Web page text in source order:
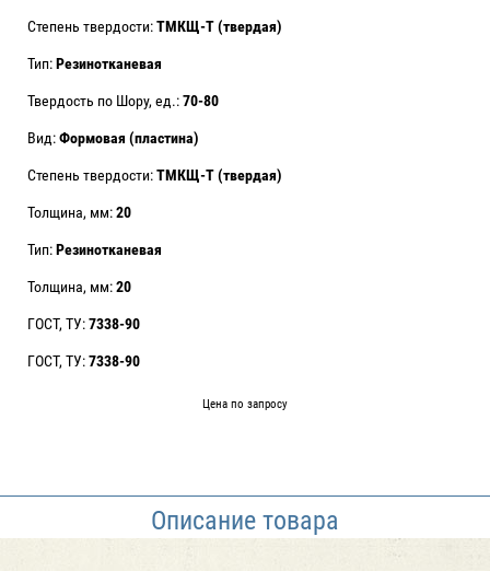
Степень твердости:ТМКЩ-Т (твердая)
Тип:Резинотканевая
Твердость по Шору, ед.:70-80
Вид:Формовая (пластина)
Степень твердости:ТМКЩ-Т (твердая)
Толщина, мм:20
Тип:Резинотканевая
Толщина, мм:20
ГОСТ, ТУ:7338-90
ГОСТ, ТУ:7338-90
Цена по запросу
Описание товара